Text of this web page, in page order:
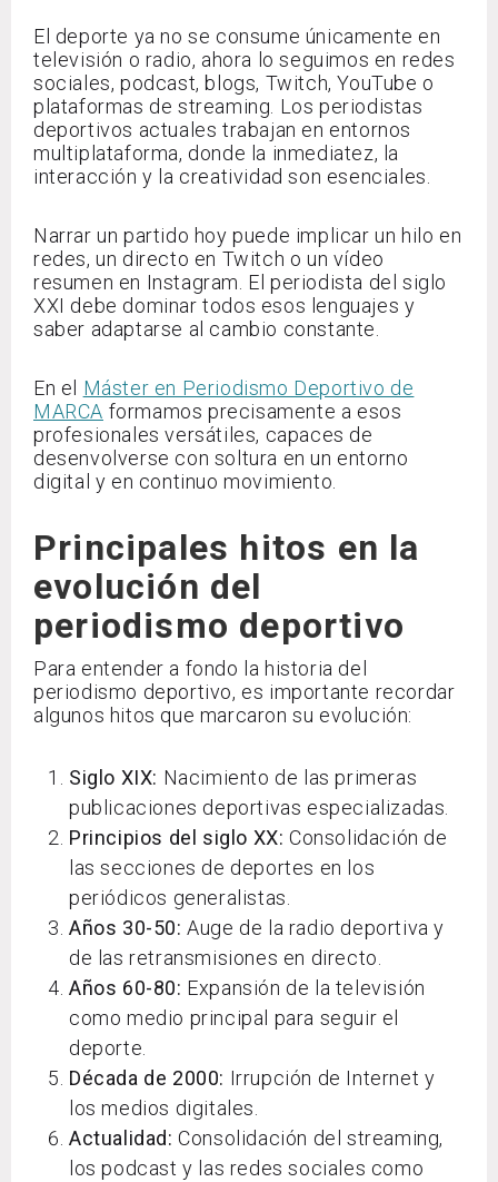
El deporte ya no se consume únicamente en
televisión o radio, ahora lo seguimos en redes
sociales, podcast, blogs, Twitch, YouTube o
plataformas de streaming. Los periodistas
deportivos actuales trabajan en entornos
multiplataforma, donde la inmediatez, la
interacción y la creatividad son esenciales.
Narrar un partido hoy puede implicar un hilo en
redes, un directo en Twitch o un vídeo
resumen en Instagram. El periodista del siglo
XXI debe dominar todos esos lenguajes y
saber adaptarse al cambio constante.
En el Máster en Periodismo Deportivo de
MARCA formamos precisamente a esos
profesionales versátiles, capaces de
desenvolverse con soltura en un entorno
digital y en continuo movimiento.
Principales hitos en la
evolución del
periodismo deportivo
Para entender a fondo la historia del
periodismo deportivo, es importante recordar
algunos hitos que marcaron su evolución:
Siglo XIX: Nacimiento de las primeras
publicaciones deportivas especializadas.
Principios del siglo XX: Consolidación de
las secciones de deportes en los
periódicos generalistas.
Años 30-50: Auge de la radio deportiva y
de las retransmisiones en directo.
Años 60-80: Expansión de la televisión
como medio principal para seguir el
deporte.
Década de 2000: Irrupción de Internet y
los medios digitales.
Actualidad:Consolidación del streaming,
los podcast y las redes sociales como